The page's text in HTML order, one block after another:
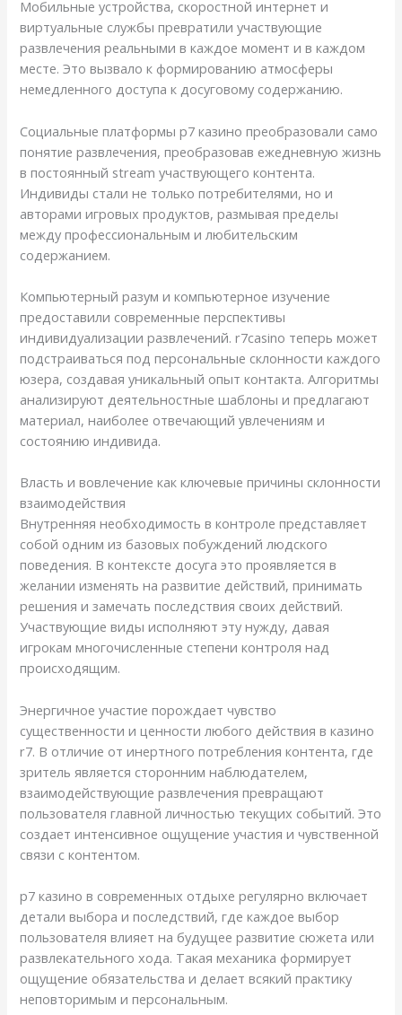
Мобильные устройства, скоростной интернет и
виртуальные службы превратили участвующие
развлечения реальными в каждое момент и в каждом
месте. Это вызвало к формированию атмосферы
немедленного доступа к досуговому содержанию.
Социальные платформы р7 казино преобразовали само
понятие развлечения, преобразовав ежедневную жизнь
в постоянный stream участвующего контента.
Индивиды стали не только потребителями, но и
авторами игровых продуктов, размывая пределы
между профессиональным и любительским
содержанием.
Компьютерный разум и компьютерное изучение
предоставили современные перспективы
индивидуализации развлечений. r7casino теперь может
подстраиваться под персональные склонности каждого
юзера, создавая уникальный опыт контакта. Алгоритмы
анализируют деятельностные шаблоны и предлагают
материал, наиболее отвечающий увлечениям и
состоянию индивида.
Власть и вовлечение как ключевые причины склонности
взаимодействия
Внутренняя необходимость в контроле представляет
собой одним из базовых побуждений людского
поведения. В контексте досуга это проявляется в
желании изменять на развитие действий, принимать
решения и замечать последствия своих действий.
Участвующие виды исполняют эту нужду, давая
игрокам многочисленные степени контроля над
происходящим.
Энергичное участие порождает чувство
существенности и ценности любого действия в казино
r7. В отличие от инертного потребления контента, где
зритель является сторонним наблюдателем,
взаимодействующие развлечения превращают
пользователя главной личностью текущих событий. Это
создает интенсивное ощущение участия и чувственной
связи с контентом.
р7 казино в современных отдыхе регулярно включает
детали выбора и последствий, где каждое выбор
пользователя влияет на будущее развитие сюжета или
развлекательного хода. Такая механика формирует
ощущение обязательства и делает всякий практику
неповторимым и персональным.